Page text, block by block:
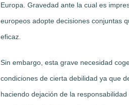
Europa. Gravedad ante la cual es
europeos adopte decisiones conjuntas
eficaz.
Sin embargo, esta grave necesidad
condiciones de cierta debilidad ya que
haciendo dejación de la